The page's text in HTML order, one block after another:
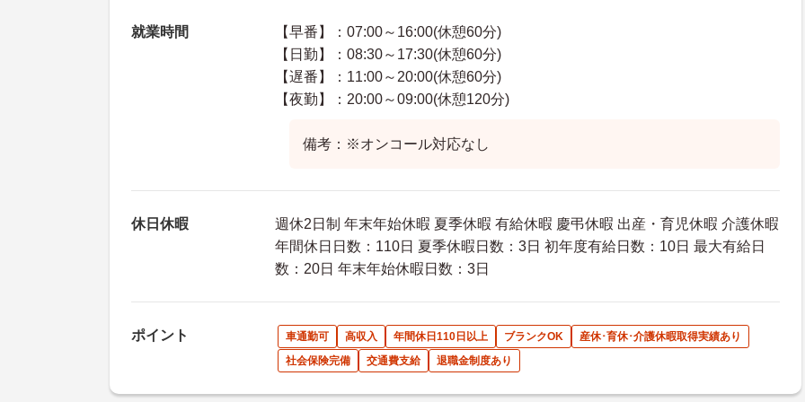
就業時間
【早番】：07:00～16:00(休憩60分)
【日勤】：08:30～17:30(休憩60分)
【遅番】：11:00～20:00(休憩60分)
【夜勤】：20:00～09:00(休憩120分)
備考：※オンコール対応なし
休日休暇
週休2日制 年末年始休暇 夏季休暇 有給休暇 慶弔休暇 出産・育児休暇 介護休暇
年間休日日数：110日 夏季休暇日数：3日 初年度有給日数：10日 最大有給日
数：20日 年末年始休暇日数：3日
ポイント 車通勤可 高収入 年間休日110日以上 ブランクOK
産休･育休･介護休暇取得実績あり
社会保険完備
交通費支給 退職金制度あり